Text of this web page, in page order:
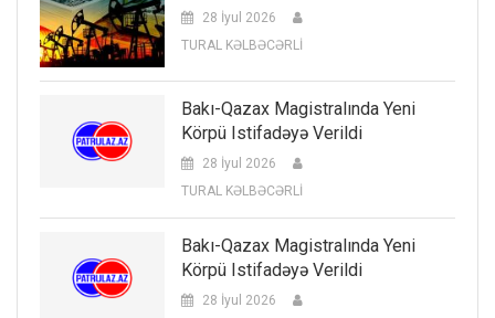
28 İyul 2026
TURAL KƏLBƏCƏRLİ
Bakı-Qazax Magistralında Yeni
Körpü Istifadəyə Verildi
28 İyul 2026
TURAL KƏLBƏCƏRLİ
Bakı-Qazax Magistralında Yeni
Körpü Istifadəyə Verildi
28 İyul 2026